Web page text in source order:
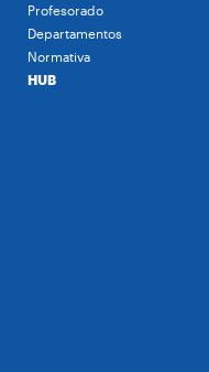
Profesorado
Departamentos
Normativa
HUB